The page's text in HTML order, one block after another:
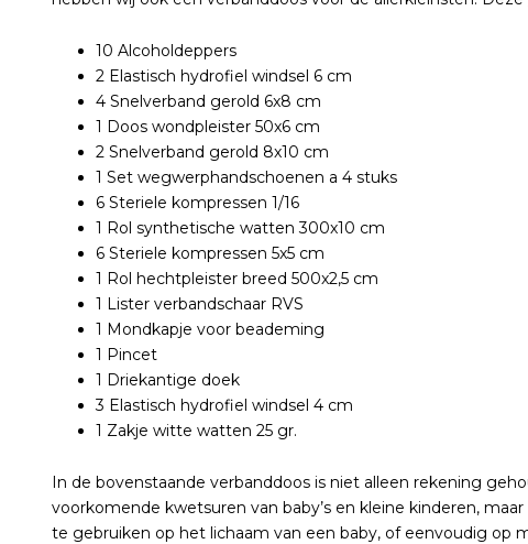
10 Alcoholdeppers
2 Elastisch hydrofiel windsel 6 cm
4 Snelverband gerold 6x8 cm
1 Doos wondpleister 50x6 cm
2 Snelverband gerold 8x10 cm
1 Set wegwerphandschoenen a 4 stuks
6 Steriele kompressen 1/16
1 Rol synthetische watten 300x10 cm
6 Steriele kompressen 5x5 cm
1 Rol hechtpleister breed 500x2,5 cm
1 Lister verbandschaar RVS
1 Mondkapje voor beademing
1 Pincet
1 Driekantige doek
3 Elastisch hydrofiel windsel 4 cm
1 Zakje witte watten 25 gr.
In de bovenstaande verbanddoos is niet alleen rekening
voorkomende kwetsuren van baby’s en kleine kinderen,
te gebruiken op het lichaam van een baby, of eenvoudig op